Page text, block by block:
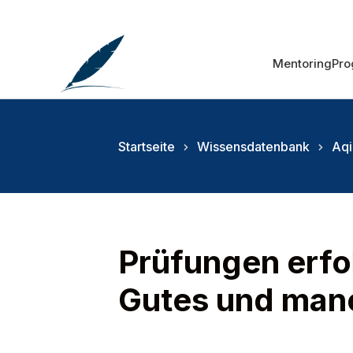
Mentoring
Startseite Wissensdatenbank
Prüfungen
Gutes und